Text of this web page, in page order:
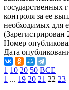
государственных
контроля за ее
необходимых для
Номер
Дата
1 10 20 50 ВСЕ
1 ... 19 20 21 22 23